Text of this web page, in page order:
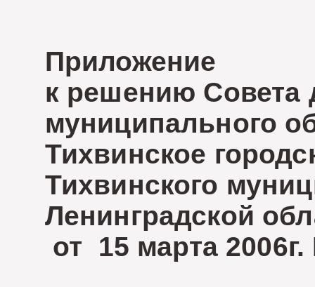
Приложение
к решению Совета
муниципального
Тихвинское
Тихвинского
Ленинградской
от 15 марта